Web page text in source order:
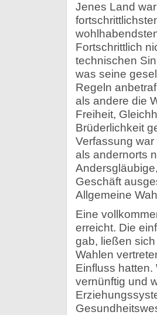
Jenes Land
Fortschrittlich
technischen
was seine
Regeln
als andere die
Freiheit,
Brüderlichkeit
Verfassung
als andernorts
Geschäft
Allgemeine
Eine
erreicht. Die
gab, ließen
Wahlen
Einfluss hatten.
vernünftig und